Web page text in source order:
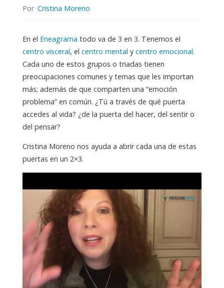
Por Cristina Moreno
En el Eneagrama todo va de 3 en 3. Tenemos el
centro visceral, el centro mental y centro emocional.
Cada uno de estos grupos o triadas tienen
preocupaciones comunes y temas que les importan
más; además de que comparten una “emoción
problema” en común. ¿Tú a través de qué puerta
accedes al vida? ¿de la puerta del hacer, del sentir o
del pensar?
Cristina Moreno nos ayuda a abrir cada una de estas
puertas en un 2×3.